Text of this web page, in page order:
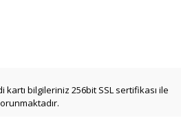
kartı bilgileriniz 256bit SSL sertifikası ile